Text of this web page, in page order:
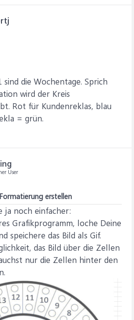
sind die Wochentage. Sprich
wird der Kreis
Rot für Kundenreklas, blau
= grün.
User
erstellen
ja noch einfacher:
Grafikprogramm, loche Deine
speichere das Bild als Gif.
das Bild über die Zellen
nur die Zellen hinter den